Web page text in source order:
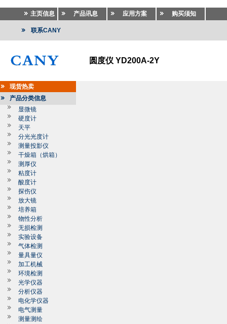
主页信息 产品讯息 应用方案 购买须知
联系CANY
圆度仪 YD200A-2Y
现货热卖
产品分类信息
显微镜
硬度计
天平
分光光度计
测量投影仪
干燥箱（烘箱）
测厚仪
粘度计
酸度计
探伤仪
放大镜
培养箱
物性分析
无损检测
实验设备
气体检测
量具量仪
加工机械
环境检测
光学仪器
分析仪器
电化学仪器
电气测量
测量测绘